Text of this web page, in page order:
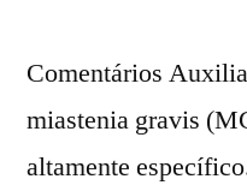
Comentários
miastenia gravis
altamente